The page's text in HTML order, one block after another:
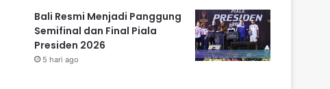
Bali Resmi Menjadi Panggung
Semifinal dan Final Piala
Presiden 2026
5 hari ago